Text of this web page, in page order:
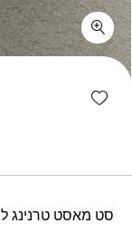
Add
סט מאסט טרנינג